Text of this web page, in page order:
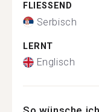
FLIESSEND
Serbisch
LERNT
Englisch